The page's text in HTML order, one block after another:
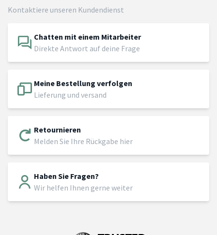
Kontaktiere unseren Kundendienst
Chatten mit einem Mitarbeiter
Direkte Antwort auf deine Frage
Meine Bestellung verfolgen
Lieferung und versand
Retournieren
Melden Sie Ihre Rückgabe hier
Haben Sie Fragen?
Wir helfen Ihnen gerne weiter